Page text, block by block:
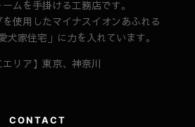
ムを手掛ける工務店です。
使用したマイナスイオンあふれる
犬家住宅」に力を入れています。
エリア】東京、神奈川
CONTACT